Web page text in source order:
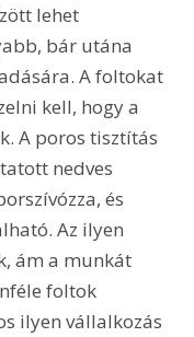
lehet
bár utána
A foltokat
kell, hogy a
A poros tisztítás
nedves
és
Az ilyen
ám a munkát
foltok
ilyen vállalkozás